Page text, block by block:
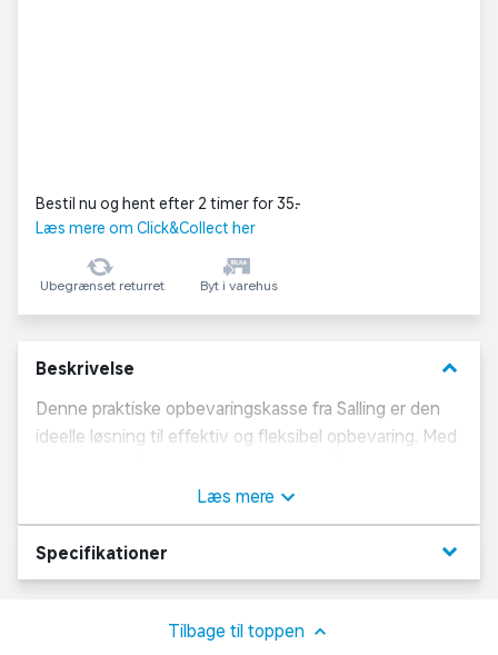
Bestil nu og hent efter 2 timer for 35,-
Læs mere om Click&Collect her
Ubegrænset returret Byt i varehus
Beskrivelse keyboard_arrow_down
Denne praktiske opbevaringskasse fra Salling er den
ideelle løsning til effektiv og fleksibel opbevaring. Med
12 cm hjælper den dig med at holde styr på dine ting –
uanset om det er i hjemmet, på kontoret eller i
garagen.
- Pladsbesparende design: kan nemt foldes sammen,
Læs mere
Specifikationer keyboard_arrow_down
Tilbage til toppen